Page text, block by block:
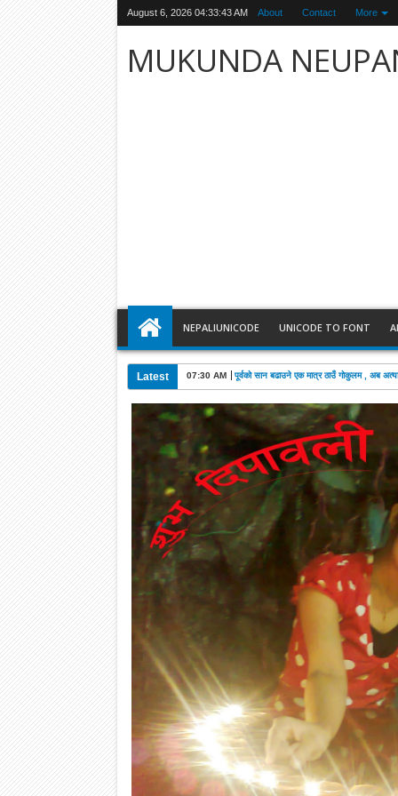
August 6, 2026 04:33:44 AM About Contact More
MUKUNDA
NEPALIUNICODE UNICODE TO FONT
Latest 03:28 AM खड्काको निधनमा कांग्रेसले पाँच दिन शोक मनाउने: